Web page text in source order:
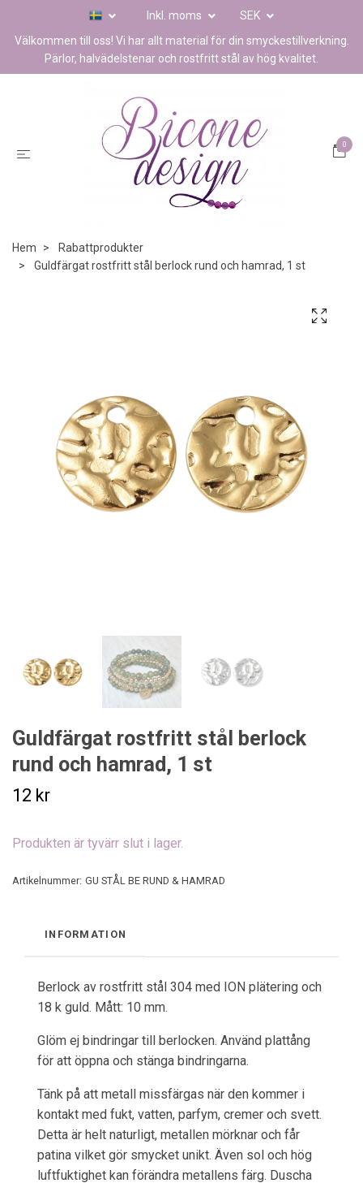
Inkl. moms
SEK
Välkommen till oss! Vi har allt material för din smyckestillverkning.
Pärlor, halvädelstenar och rostfritt stål av hög kvalitet.
0
Hem
Rabattprodukter
Guldfärgat rostfritt stål berlock rund och hamrad, 1 st
Guldfärgat rostfritt stål berlock
rund och hamrad, 1 st
12 kr
Produkten är tyvärr slut i lager.
Artikelnummer: GU STÅL BE RUND & HAMRAD
INFORMATION
Berlock av rostfritt stål 304 med ION plätering och
18 k guld. Mått: 10 mm.
Glöm ej bindringar till berlocken. Använd plattång
för att öppna och stänga bindringarna.
Tänk på att metall missfärgas när den kommer i
kontakt med fukt, vatten, parfym, cremer och svett.
Detta är helt naturligt, metallen mörknar och får
patina vilket gör smycket unikt. Även sol och hög
luftfuktighet kan förändra metallens färg. Duscha